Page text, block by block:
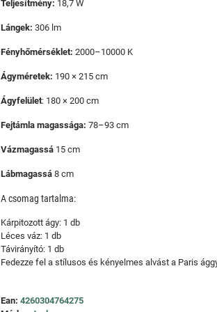
Teljesítmény: 18,7 W
Lángek: 306 lm
Fényhőmérséklet: 2000–10000 K
Ágyméretek: 190 × 215 cm
Ágyfelület: 180 × 200 cm
Fejtámla magassága: 78–93 cm
Vázmagassá 15 cm
Lábmagassá 8 cm
A csomag tartalma:
Kárpitozott ágy: 1 db
Léces váz: 1 db
Távirányító: 1 db
Fedezze fel a stílusos és kényelmes alvást a Paris
Ean: 4260304764275